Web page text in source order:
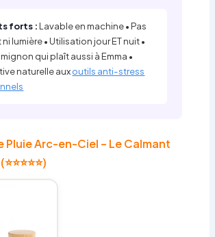
forts : Lavable en machine • Pas
lumière • Utilisation jour ET nuit •
qui plaît aussi à Emma •
naturelle auxoutils anti-stress
Pluie Arc-en-Ciel – Le Calmant